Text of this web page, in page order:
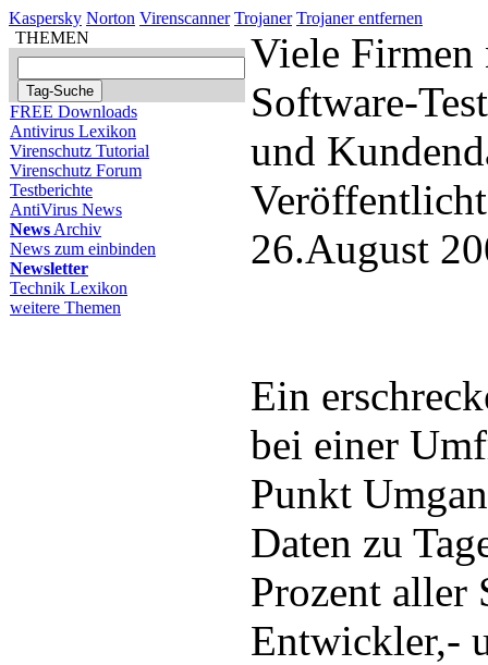
Kaspersky Norton Virenscanner Trojaner Trojaner entfernen
THEMEN
FREE Downloads
Antivirus Lexikon
Virenschutz Tutorial
Virenschutz Forum
Testberichte
AntiVirus News
News Archiv
News zum einbinden
Newsletter
Technik Lexikon
weitere Themen
Viele Firmen
Software-
und
26.August
Ein
bei einer
Punkt
Daten zu
Prozent aller
Entwickler,-